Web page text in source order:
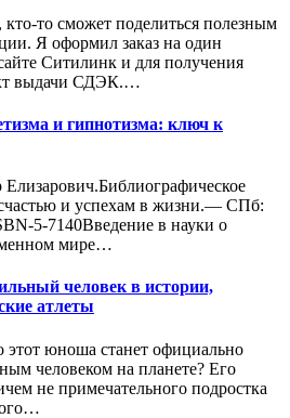
то сможет поделиться полезным
Я оформил заказ на один
Ситилинк и для получения
выдачи СДЭК.…
и гипнотизма: ключ к
и успехам в жизни.— СПб:
5-7140Введение в науки о
мире…
человек в истории,
атлеты
этот юноша станет официально
человеком на планете? Его
не примечательного подростка